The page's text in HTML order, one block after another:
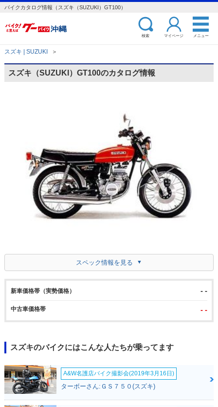
バイクカタログ情報（スズキ（SUZUKI）GT100）
検索 マイページ メニュー
スズキ | SUZUKI ＞
スズキ（SUZUKI）GT100のカタログ情報
スペック情報を見る
新車価格帯（実勢価格） - -
中古車価格帯 - -
スズキのバイクにはこんな人たちが乗ってます
A&W名護店バイク撮影会(2019年3月16日)
ターボーさん:ＧＳ７５０(スズキ)